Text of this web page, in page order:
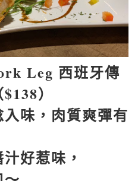
Leg 西班牙傳
$138）
味，肉質爽彈有
好惹味，